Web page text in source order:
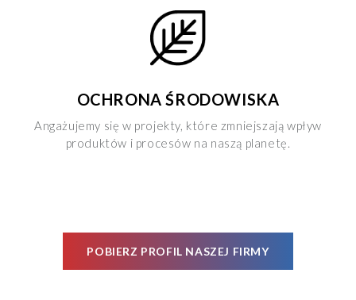
OCHRONA ŚRODOWISKA
Angażujemy się w projekty, które zmniejszają wpływ
produktów i procesów na naszą planetę.
POBIERZ PROFIL NASZEJ FIRMY